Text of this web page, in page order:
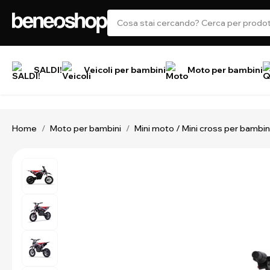
SALDI! Veicoli per bambini Moto per bambini
Home / Moto per bambini / Mini moto / Mini cross per